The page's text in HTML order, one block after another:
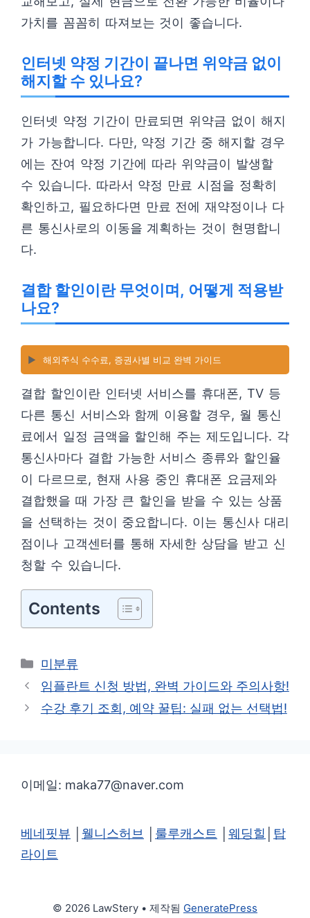
가치를 꼼꼼히 따져보는 것이 좋습니다.
인터넷 약정 기간이 끝나면 위약금 없이
해지할 수 있나요?
인터넷 약정 기간이 만료되면 위약금 없이 해지
가 가능합니다. 다만, 약정 기간 중 해지할 경우
에는 잔여 약정 기간에 따라 위약금이 발생할
수 있습니다. 따라서 약정 만료 시점을 정확히
확인하고, 필요하다면 만료 전에 재약정이나 다
른 통신사로의 이동을 계획하는 것이 현명합니
다.
결합 할인이란 무엇이며, 어떻게 적용받
나요?
▶️ 해외주식 수수료, 증권사별 비교 완벽 가이드
결합 할인이란 인터넷 서비스를 휴대폰, TV 등
다른 통신 서비스와 함께 이용할 경우, 월 통신
료에서 일정 금액을 할인해 주는 제도입니다. 각
통신사마다 결합 가능한 서비스 종류와 할인율
이 다르므로, 현재 사용 중인 휴대폰 요금제와
결합했을 때 가장 큰 할인을 받을 수 있는 상품
을 선택하는 것이 중요합니다. 이는 통신사 대리
점이나 고객센터를 통해 자세한 상담을 받고 신
청할 수 있습니다.
Contents
카
테
리
미분류
임플란트 신청 방법, 완벽 가이드와 주의사항!
수강 후기 조회, 예약 꿀팁: 실패 없는 선택법!
이메일: maka77@naver.com
베네핏뷰 웰니스허브 룰루캐스트 웨딩힐
탑
라이트
© 2026 LawStery • 제작됨 GeneratePress